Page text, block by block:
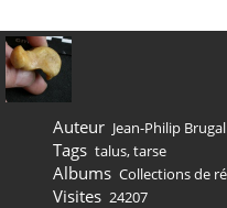
Auteur Jean-Philip Brugal
Tags talus,tarse
Albums Collections de
Visites 24207